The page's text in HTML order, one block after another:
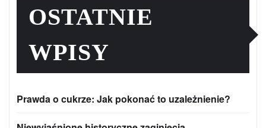
OSTATNIE
WPISY
Prawda o cukrze: Jak pokonać to uzależnienie?